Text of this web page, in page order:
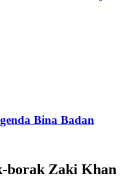
Bina Badan
borak Zaki Khan